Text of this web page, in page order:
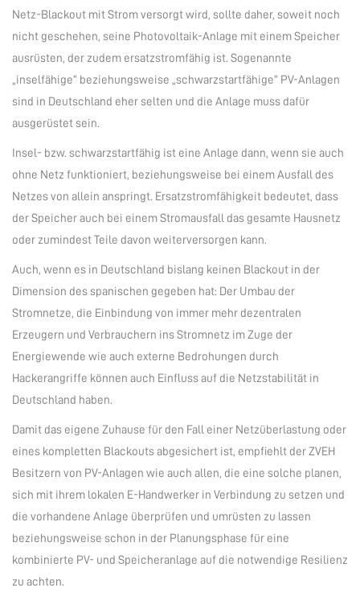
Netz-Blackout mit Strom versorgt wird, sollte daher, soweit noch
nicht geschehen, seine Photovoltaik-Anlage mit einem Speicher
ausrüsten, der zudem ersatzstromfähig ist. Sogenannte
„inselfähige“ beziehungsweise „schwarzstartfähige“ PV-Anlagen
sind in Deutschland eher selten und die Anlage muss dafür
ausgerüstet sein.
Insel- bzw. schwarzstartfähig ist eine Anlage dann, wenn sie auch
ohne Netz funktioniert, beziehungsweise bei einem Ausfall des
Netzes von allein anspringt. Ersatzstromfähigkeit bedeutet, dass
der Speicher auch bei einem Stromausfall das gesamte Hausnetz
oder zumindest Teile davon weiterversorgen kann.
Auch, wenn es in Deutschland bislang keinen Blackout in der
Dimension des spanischen gegeben hat: Der Umbau der
Stromnetze, die Einbindung von immer mehr dezentralen
Erzeugern und Verbrauchern ins Stromnetz im Zuge der
Energiewende wie auch externe Bedrohungen durch
Hackerangriffe können auch Einfluss auf die Netzstabilität in
Deutschland haben.
Damit das eigene Zuhause für den Fall einer Netzüberlastung oder
eines kompletten Blackouts abgesichert ist, empfiehlt der ZVEH
Besitzern von PV-Anlagen wie auch allen, die eine solche planen,
sich mit ihrem lokalen E-Handwerker in Verbindung zu setzen und
die vorhandene Anlage überprüfen und umrüsten zu lassen
beziehungsweise schon in der Planungsphase für eine
kombinierte PV- und Speicheranlage auf die notwendige Resilienz
zu achten.